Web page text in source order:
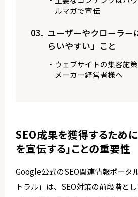
ルマガで宣伝
ユーザーやクローラー
らいやすい」こと
ウェブサイトの集客施
メーカー経営者様へ
SEO成果を獲得するために
を宣伝する」ことの重要性
Google公式のSEO関連情報ポータ
トラル」は、SEO対策の前段階と